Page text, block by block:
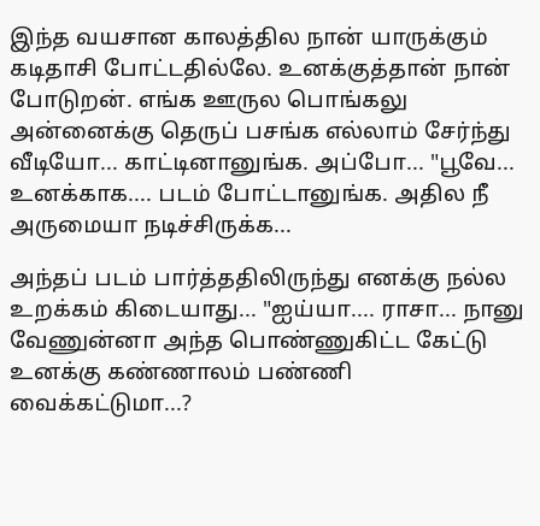
இந்த வயசான காலத்தில நான் யாருக்கும்
கடிதாசி போட்டதில்லே. உனக்குத்தான் நான்
போடுறன். எங்க ஊருல பொங்கலு
அன்னைக்கு தெருப் பசங்க எல்லாம் சேர்ந்து
வீடியோ... காட்டினானுங்க. அப்போ... "பூவே...
உனக்காக.... படம் போட்டானுங்க. அதில நீ
அருமையா நடிச்சிருக்க...
அந்தப் படம் பார்த்ததிலிருந்து எனக்கு நல்ல
உறக்கம் கிடையாது... "ஐய்யா.... ராசா... நானு
வேணுன்னா அந்த பொண்ணுகிட்ட கேட்டு
உனக்கு கண்ணாலம் பண்ணி
வைக்கட்டுமா...?